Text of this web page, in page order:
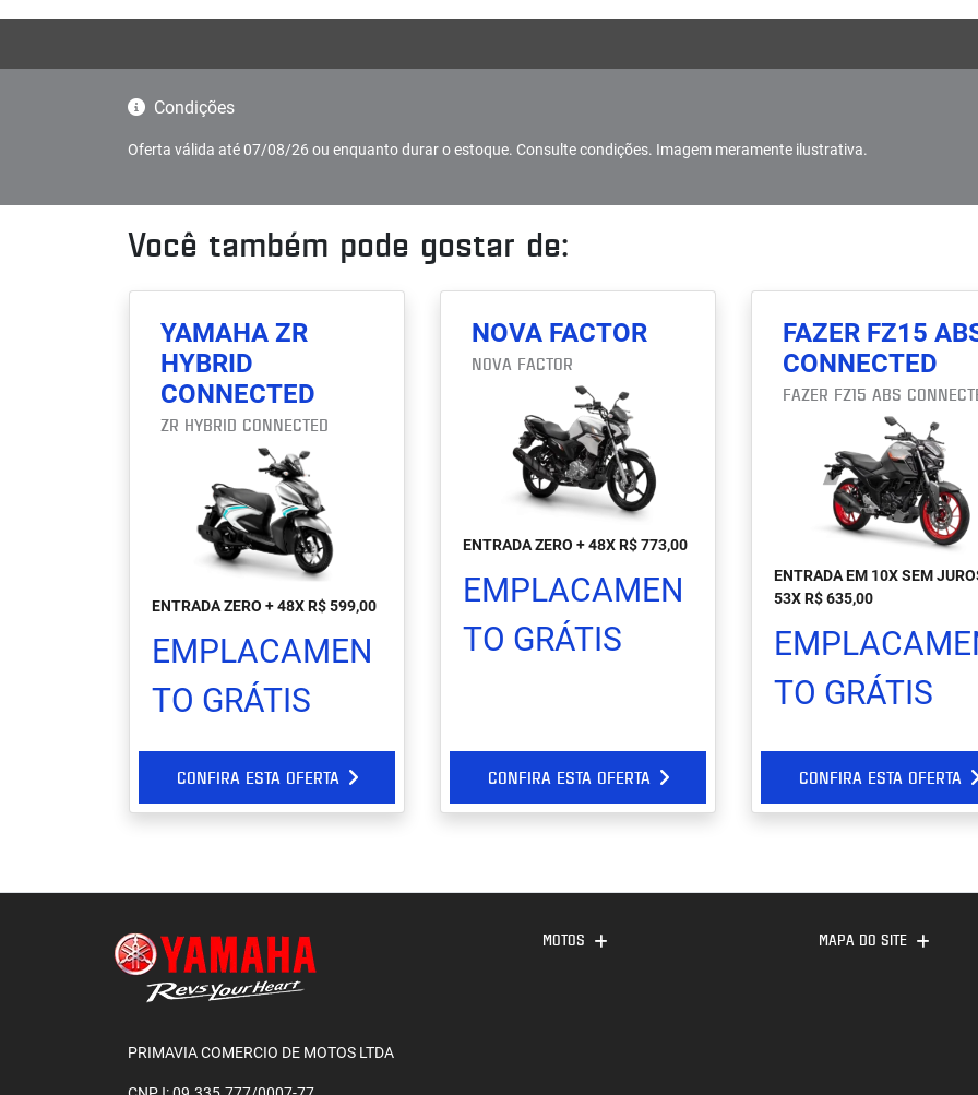
Condições
Oferta válida até 07/08/26 ou enquanto durar o estoque. Consulte condições. Imagem meramente ilustrativa.
Você também pode gostar de:
YAMAHA ZR
HYBRID
CONNECTED
ZR HYBRID CONNECTED
ENTRADA ZERO + 48X R$ 599,00
EMPLACAMEN
TO GRÁTIS
CONFIRA ESTA OFERTA
NOVA FACTOR
NOVA FACTOR
ENTRADA ZERO + 48X R$ 773,00
EMPLACAMEN
TO GRÁTIS
CONFIRA ESTA OFERTA
FAZER FZ15
CONNECTED
FAZER FZ15 ABS
ENTRADA EM 10X SEM
53X R$ 635,00
TO GRÁTIS
CONFIRA ESTA OFERTA
MOTOS MAPA DO SITE
PRIMAVIA COMERCIO DE MOTOS LTDA